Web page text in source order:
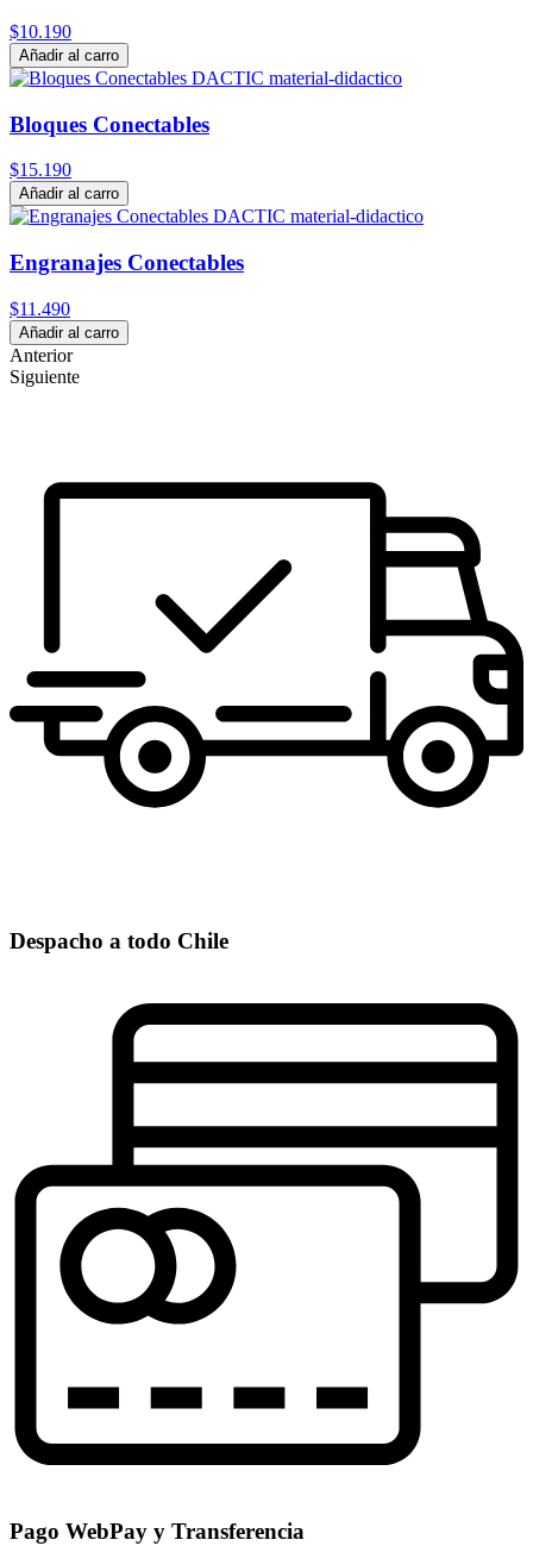
$10.190
Añadir al carro
Bloques Conectables
$15.190
Añadir al carro
Engranajes Conectables
$11.490
Añadir al carro
Anterior
Siguiente
Despacho a todo Chile
Pago WebPay y Transferencia